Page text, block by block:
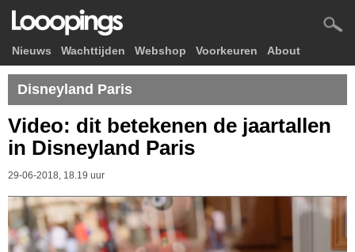
Nieuws Wachttijden Webshop Voorkeuren About
Disneyland Paris
Video: dit betekenen de jaartallen
in Disneyland Paris
29-06-2018, 18.19 uur